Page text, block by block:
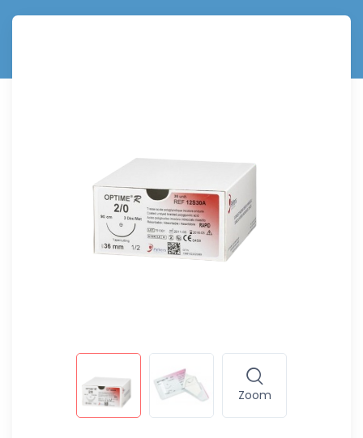
Zoom